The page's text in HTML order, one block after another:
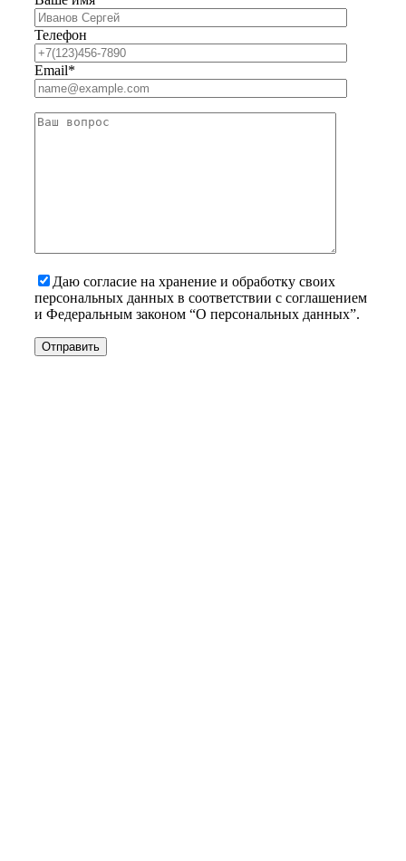
Телефон
Email*
Даю согласие на хранение и обработку своих
персональных данных в соответствии с соглашением
и Федеральным законом “О персональных данных”.